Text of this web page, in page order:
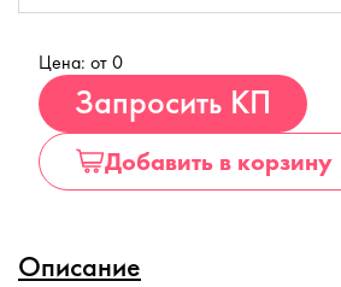
Цена: от 0
Запросить КП
Добавить в корзину
Описание